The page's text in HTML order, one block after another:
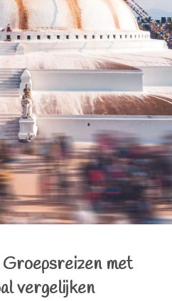
Groepsreizen met
vergelijken